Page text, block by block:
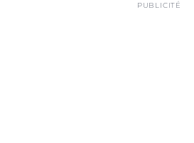
PUBLICITÉ